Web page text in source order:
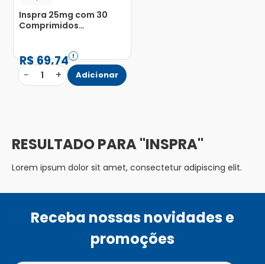
Inspra 25mg com 30
Comprimidos
R$69,74
− 1 + Adicionar
INSPRA
Lorem ipsum dolor sit amet, consectetur adipiscing elit.
Receba nossas novidades e
promoções